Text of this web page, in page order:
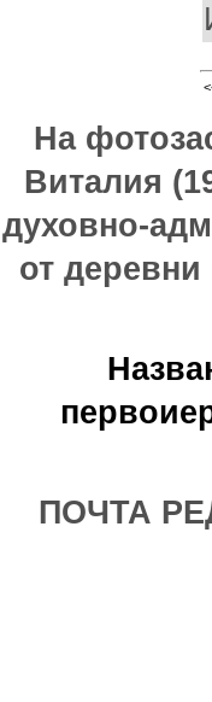
На
Виталия
духовно-
от
ПОЧТА